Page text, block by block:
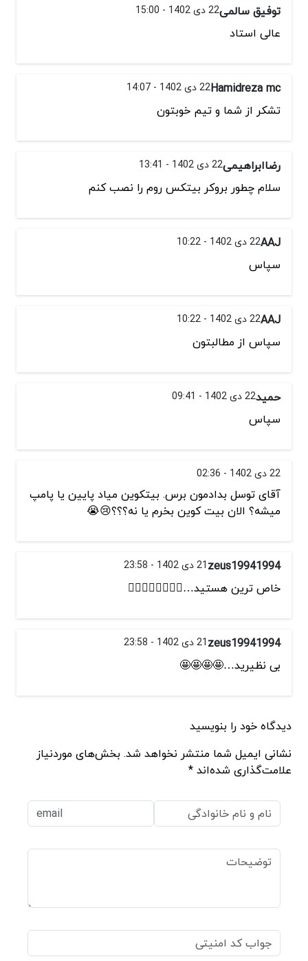
توفیق سالمی22 دی 1402 - 15:00
عالی استاد
Hamidreza mc22 دی 1402 - 14:07
تشكر از شما و تيم خوبتون
رضاابراهیمی22 دی 1402 - 13:41
سلام چطور بروکر بیتکس روم را نصب کنم
AAJ22 دی 1402 - 10:22
سپاس
AAJ22 دی 1402 - 10:22
سپاس از مطالبتون
حمید22 دی 1402 - 09:41
سپاس
22 دی 1402 - 02:36
آقای توسل بدادمون برس. بیتکوین میاد پایین یا پامپ
میشه؟ الان بیت کوین بخرم یا نه؟؟؟😢😭
zeus1994199421 دی 1402 - 23:58
خاص ترین هستید…👌🏻👌🏻👌🏻👌🏻
zeus1994199421 دی 1402 - 23:58
بی نظیرید…🤩🤩🤩🤩
دیدگاه خود را بنویسید
نشانی ایمیل شما منتشر نخواهد شد. بخش‌های موردنیاز
علامت‌گذاری شده‌اند *